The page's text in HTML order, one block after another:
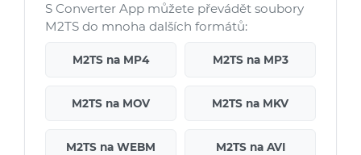
S Converter App můžete převádět soubory
M2TS do mnoha dalších formátů:
M2TS na MP4 M2TS na MP3
M2TS na MOV M2TS na MKV
M2TS na WEBM M2TS na AVI